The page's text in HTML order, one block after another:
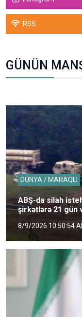
RSS
GÜNÜN
DÜNYA / MARAQLI
ABŞ-da silah
şirkətlərə 21 gün
8/9/2026 10:50:54